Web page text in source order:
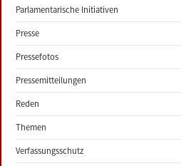
Parlamentarische Initiativen
Presse
Pressefotos
Pressemitteilungen
Reden
Themen
Verfassungsschutz